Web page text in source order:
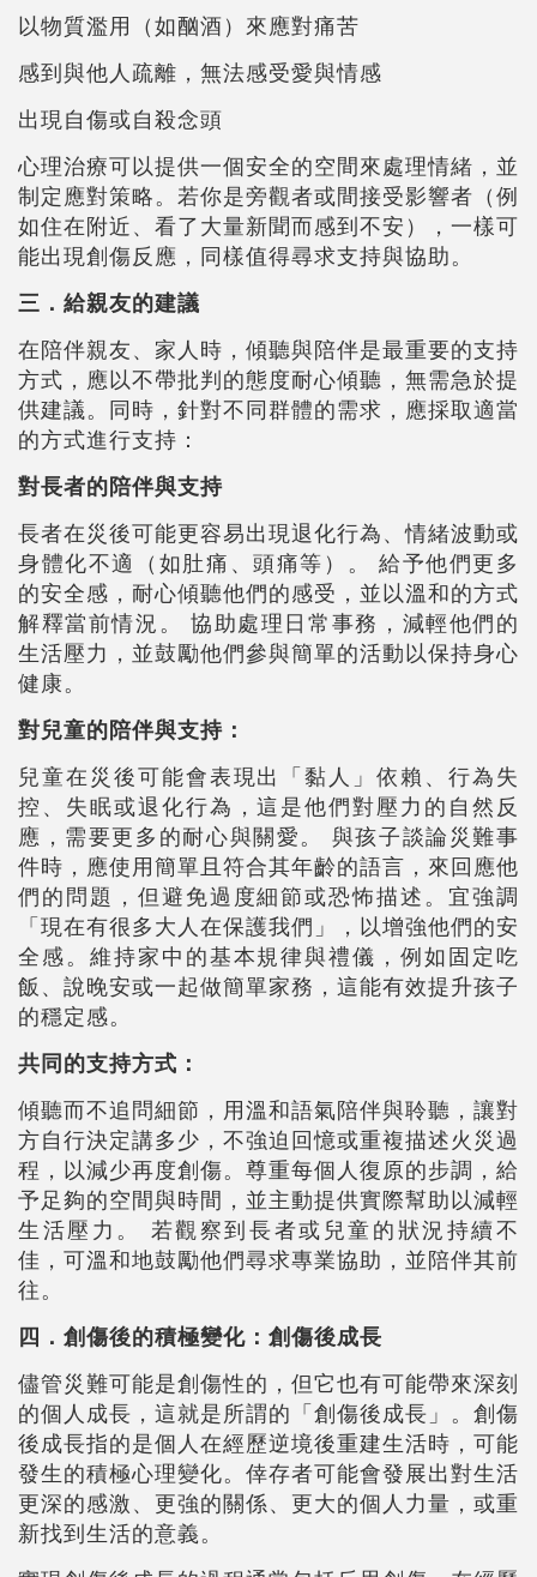
以物質濫用（如酗酒）來應對痛苦
感到與他人疏離，無法感受愛與情感
出現自傷或自殺念頭
心理治療可以提供一個安全的空間來處理情緒，並
制定應對策略。若你是旁觀者或間接受影響者（例
如住在附近、看了大量新聞而感到不安），一樣可
能出現創傷反應，同樣值得尋求支持與協助。
三．給親友的建議
在陪伴親友、家人時，傾聽與陪伴是最重要的支持
方式，應以不帶批判的態度耐心傾聽，無需急於提
供建議。同時，針對不同群體的需求，應採取適當
的方式進行支持：
對長者的陪伴與支持
長者在災後可能更容易出現退化行為、情緒波動或
身體化不適（如肚痛、頭痛等）。 給予他們更多
的安全感，耐心傾聽他們的感受，並以溫和的方式
解釋當前情況。 協助處理日常事務，減輕他們的
生活壓力，並鼓勵他們參與簡單的活動以保持身心
健康。
對兒童的陪伴與支持：
兒童在災後可能會表現出「黏人」依賴、行為失
控、失眠或退化行為，這是他們對壓力的自然反
應，需要更多的耐心與關愛。 與孩子談論災難事
件時，應使用簡單且符合其年齡的語言，來回應他
們的問題，但避免過度細節或恐怖描述。宜強調
「現在有很多大人在保護我們」，以增強他們的安
全感。維持家中的基本規律與禮儀，例如固定吃
飯、說晚安或一起做簡單家務，這能有效提升孩子
的穩定感。
共同的支持方式：
傾聽而不追問細節，用溫和語氣陪伴與聆聽，讓對
方自行決定講多少，不強迫回憶或重複描述火災過
程，以減少再度創傷。尊重每個人復原的步調，給
予足夠的空間與時間，並主動提供實際幫助以減輕
生活壓力。 若觀察到長者或兒童的狀況持續不
佳，可溫和地鼓勵他們尋求專業協助，並陪伴其前
往。
四．創傷後的積極變化：創傷後成長
儘管災難可能是創傷性的，但它也有可能帶來深刻
的個人成長，這就是所謂的「創傷後成長」。創傷
後成長指的是個人在經歷逆境後重建生活時，可能
發生的積極心理變化。倖存者可能會發展出對生活
更深的感激、更強的關係、更大的個人力量，或重
新找到生活的意義。